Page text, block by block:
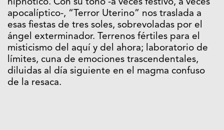
hipnótico. Con su tono -a veces festivo, a veces
apocalíptico-, “Terror Uterino” nos traslada a
esas fiestas de tres soles, sobrevoladas por el
ángel exterminador. Terrenos fértiles para el
misticismo del aquí y del ahora; laboratorio de
límites, cuna de emociones trascendentales,
diluidas al día siguiente en el magma confuso
de la resaca.